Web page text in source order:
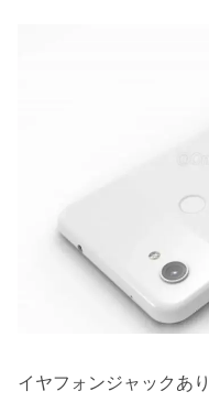
イヤフォンジャックあり